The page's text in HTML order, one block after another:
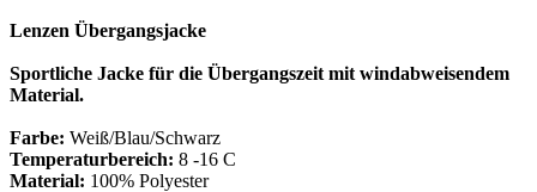
Lenzen Übergangsjacke
Sportliche Jacke für die Übergangszeit mit windabweisendem
Material.
Farbe: Weiß/Blau/Schwarz
Temperaturbereich: 8 -16 C
Material: 100% Polyester